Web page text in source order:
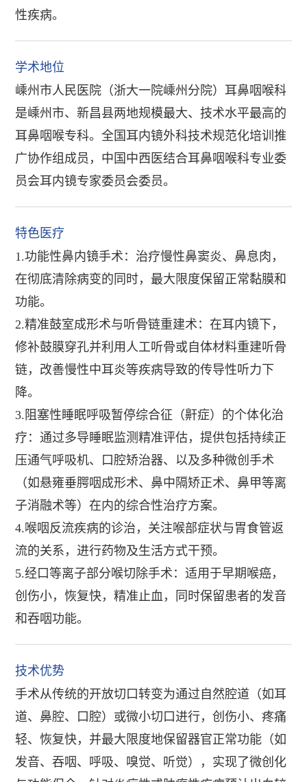
性疾病。
学术地位
嵊州市人民医院（浙大一院嵊州分院）耳鼻咽喉科
是嵊州市、新昌县两地规模最大、技术水平最高的
耳鼻咽喉专科。全国耳内镜外科技术规范化培训推
广协作组成员，中国中西医结合耳鼻咽喉科专业委
员会耳内镜专家委员会委员。
特色医疗
1.功能性鼻内镜手术：治疗慢性鼻窦炎、鼻息肉，
在彻底清除病变的同时，最大限度保留正常黏膜和
功能。
2.精准鼓室成形术与听骨链重建术：在耳内镜下，
修补鼓膜穿孔并利用人工听骨或自体材料重建听骨
链，改善慢性中耳炎等疾病导致的传导性听力下
降。
3.阻塞性睡眠呼吸暂停综合征（鼾症）的个体化治
疗：通过多导睡眠监测精准评估，提供包括持续正
压通气呼吸机、口腔矫治器、以及多种微创手术
（如悬雍垂腭咽成形术、鼻中隔矫正术、鼻甲等离
子消融术等）在内的综合性治疗方案。
4.喉咽反流疾病的诊治，关注喉部症状与胃食管返
流的关系，进行药物及生活方式干预。
5.经口等离子部分喉切除手术：适用于早期喉癌，
创伤小，恢复快，精准止血，同时保留患者的发音
和吞咽功能。
技术优势
手术从传统的开放切口转变为通过自然腔道（如耳
道、鼻腔、口腔）或微小切口进行，创伤小、疼痛
轻、恢复快，并最大限度地保留器官正常功能（如
发音、吞咽、呼吸、嗅觉、听觉），实现了微创化